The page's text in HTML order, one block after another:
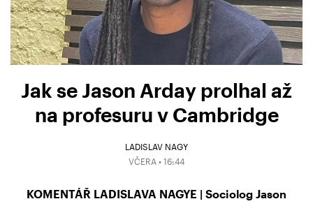
Jak se Jason Arday prolhal až
na profesuru v Cambridge
LADISLAV NAGY
VČERA • 16:44
KOMENTÁŘ LADISLAVA NAGYE | Sociolog Jason